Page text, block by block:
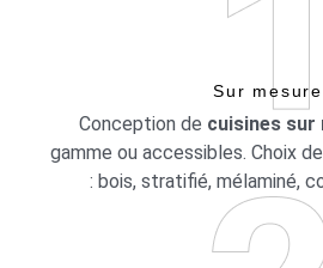
Sur mesure
Conception de cuisines sur
gamme ou accessibles. Choix
: bois, stratifié, mélaminé,